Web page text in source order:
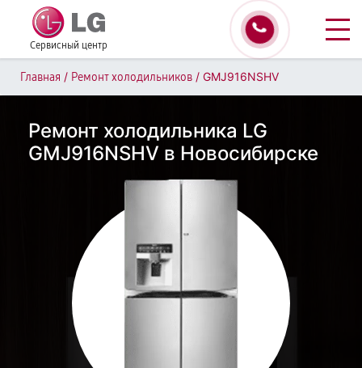
Сервисный центр
Главная / Ремонт холодильников / GMJ916NSHV
Ремонт холодильника LG
GMJ916NSHV в Новосибирске